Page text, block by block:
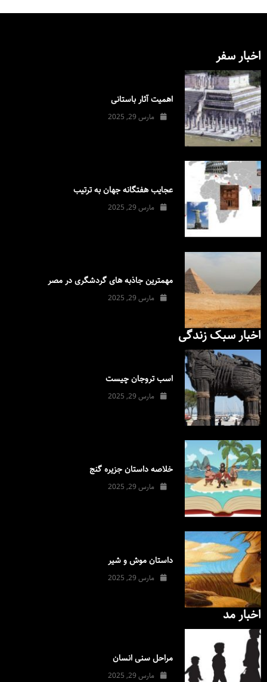
اخبار سفر
اهمیت آثار باستانی
مارس 29, 2025
عجایب هفتگانه جهان به ترتیب
مارس 29, 2025
مهمترین جاذبه های گردشگری در مصر
مارس 29, 2025
اخبار سبک زندگی
اسب تروجان چیست
مارس 29, 2025
خلاصه داستان جزیره گنج
مارس 29, 2025
داستان موش و شیر
مارس 29, 2025
اخبار مد
مراحل سنی انسان
مارس 29, 2025